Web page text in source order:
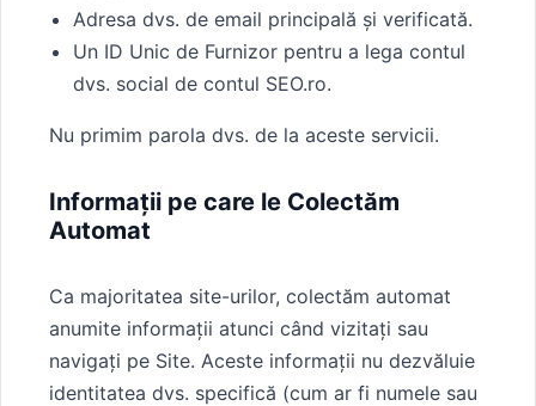
Adresa dvs. de email principală și verificată.
Un ID Unic de Furnizor pentru a lega contul
dvs. social de contul SEO.ro.
Nu primim parola dvs. de la aceste servicii.
Informații pe care le Colectăm
Automat
Ca majoritatea site-urilor, colectăm automat
anumite informații atunci când vizitați sau
navigați pe Site. Aceste informații nu dezvăluie
identitatea dvs. specifică (cum ar fi numele sau